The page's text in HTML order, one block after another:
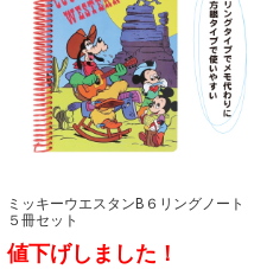
ミッキーウエスタンB６リングノート
５冊セット
値下げしました！